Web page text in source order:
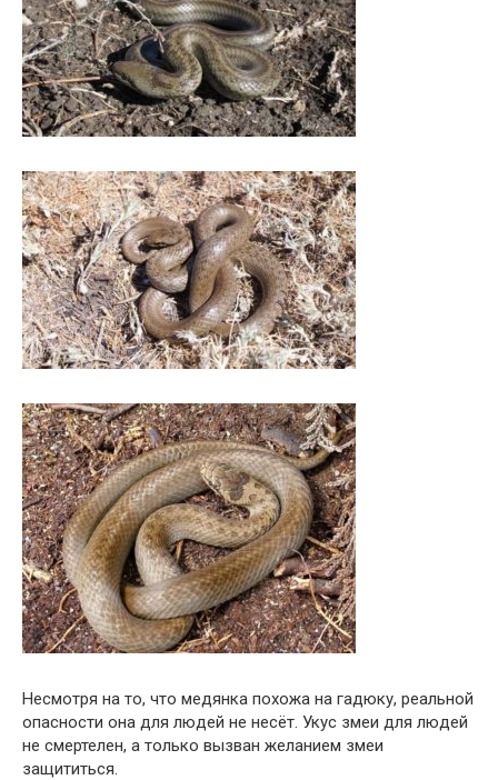
Несмотря на то, что медянка похожа на гадюку, реальной
опасности она для людей не несёт. Укус змеи для людей
не смертелен, а только вызван желанием змеи
защититься.